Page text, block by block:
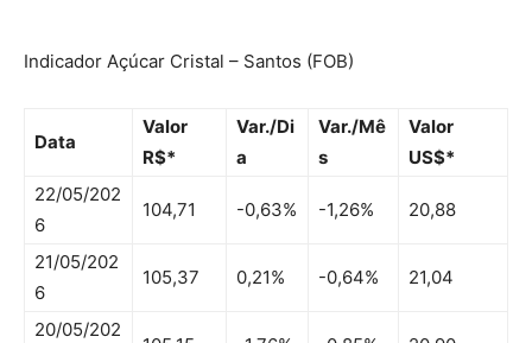
Indicador Açúcar Cristal – Santos (FOB)
Data
Valor
R$*
Var./Di
a
Var./Mê
s
Valor
US$*
22/05/202
6
104,71 -0,63% -1,26% 20,88
21/05/202
6
105,37 0,21% -0,64% 21,04
20/05/202